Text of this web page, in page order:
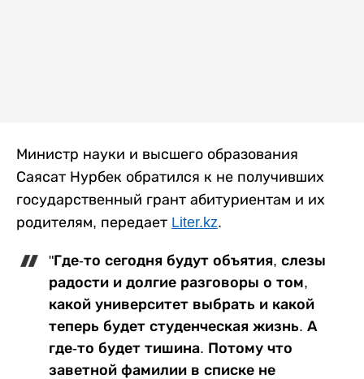
Министр науки и высшего образования
Саясат Нурбек обратился к не получивших
государственный грант абитуриентам и их
родителям, передает Liter.kz.
"Где-то сегодня будут объятия, слезы
радости и долгие разговоры о том,
какой университет выбрать и какой
теперь будет студенческая жизнь. А
где-то будет тишина. Потому что
заветной фамилии в списке не